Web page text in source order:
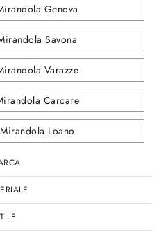
Genova
Savona
Varazze
Carcare
Loano